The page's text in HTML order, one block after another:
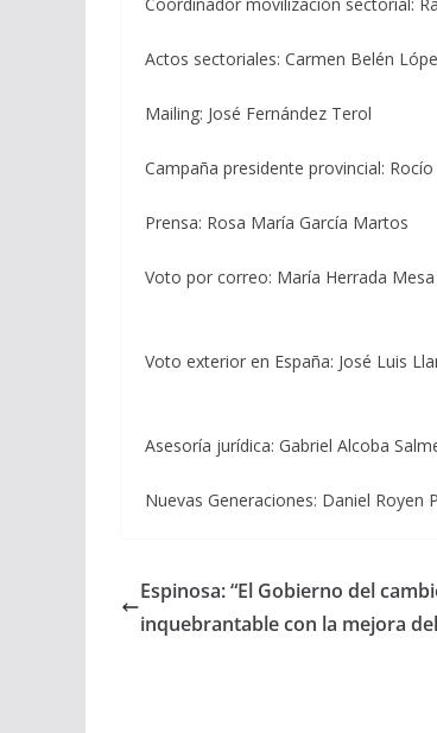
Actos sectoriales: Carmen Belén
Mailing: José Fernández Terol
Campaña presidente provincial:
Prensa: Rosa María García Martos
Voto por correo: María Herrada Mesa
Voto exterior en España: José Luis
Asesoría jurídica: Gabriel Alcoba
Nuevas Generaciones: Daniel Royen
Espinosa: “El Gobierno del
inquebrantable con la mejora